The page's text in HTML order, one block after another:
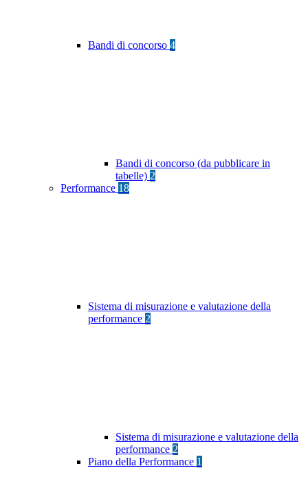
Bandi di concorso 4
Bandi di concorso (da pubblicare in
tabelle) 2
Performance 18
Sistema di misurazione e valutazione della
performance 2
Sistema di misurazione e valutazione della
performance 2
Piano della Performance 1